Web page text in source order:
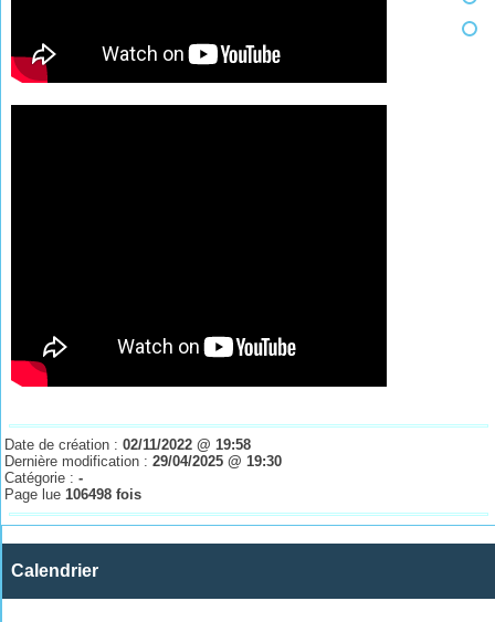
Date de création :02/11/2022 @ 19:58
Dernière modification :29/04/2025 @ 19:30
Catégorie :-
Page lue 106498 fois
Calendrier